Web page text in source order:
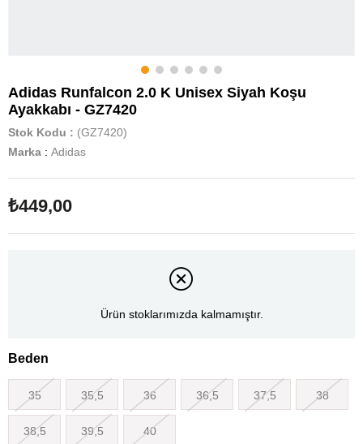
Adidas Runfalcon 2.0 K Unisex Siyah Koşu
Ayakkabı - GZ7420
Stok Kodu
(GZ7420)
Marka : Adidas
₺449,00
Ürün stoklarımızda kalmamıştır.
Beden
35 35,5 36 36,5 37,5 38
38,5 39,5 40